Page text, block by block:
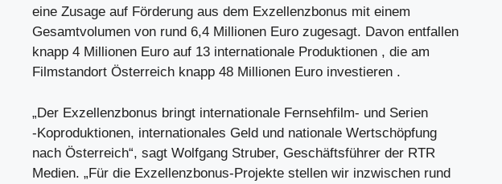
eine Zusage auf Förderung aus dem Exzellenzbonus mit einem
Gesamtvolumen von rund 6,4 Millionen Euro zugesagt. Davon entfallen
knapp 4 Millionen Euro auf 13 internationale Produktionen , die am
Filmstandort Österreich knapp 48 Millionen Euro investieren .
„Der Exzellenzbonus bringt internationale Fernsehfilm- und Serien
-Koproduktionen, internationales Geld und nationale Wertschöpfung
nach Österreich“, sagt Wolfgang Struber, Geschäftsführer der RTR
Medien. „Für die Exzellenzbonus-Projekte stellen wir inzwischen rund